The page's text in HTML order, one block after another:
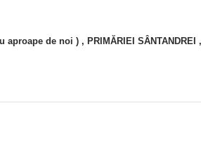
aproape de noi ) , PRIMĂRIEI